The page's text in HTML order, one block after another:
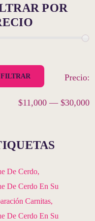
POR
FILTRAR Precio:
$11,000— $30,000
De Cerdo
De Cerdo En Su
Carnitas
De Cerdo En Su